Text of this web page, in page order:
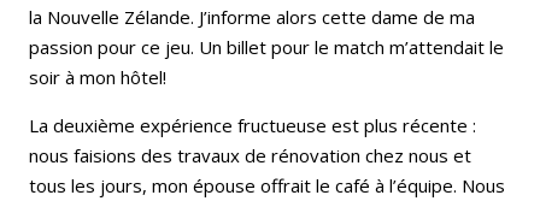
la Nouvelle Zélande. J’informe alors cette dame de ma
passion pour ce jeu. Un billet pour le match m’attendait le
soir à mon hôtel!
La deuxième expérience fructueuse est plus récente :
nous faisions des travaux de rénovation chez nous et
tous les jours, mon épouse offrait le café à l’équipe. Nous